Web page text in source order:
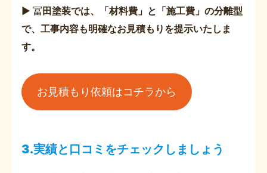
▶ 冨 田塗装では、「材料費」と「施工費」の分離型
で、工事内容も明確なお見積もりを提示いたしま
す。
お見積もり依頼はコチラから
3.実績と口コミをチェックしましょう